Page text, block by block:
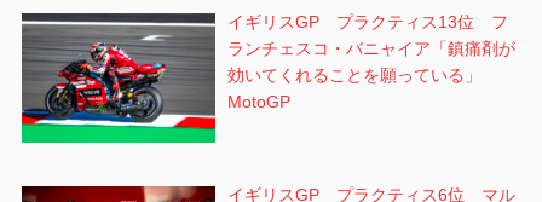
イギリスGP プラクティス13位 フ
ランチェスコ・バニャイア「鎮痛剤が
効いてくれることを願っている」
MotoGP
イギリスGP プラクティス6位 マル